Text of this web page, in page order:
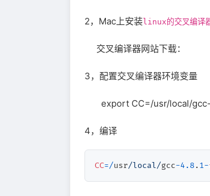
2，Mac上安装linux的交叉编译
交叉编译器网站下载：
3，配置交叉编译器环境变量
export CC=/usr/local/gcc-
4，编译
CC=/usr/local/gcc-4.8 . 1-